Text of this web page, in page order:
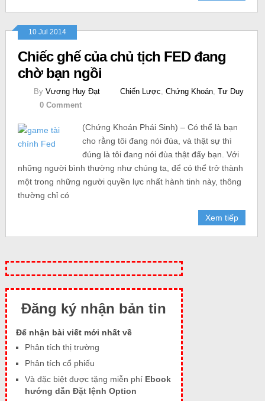
10 Jul 2014
Chiếc ghế của chủ tịch FED đang
chờ bạn ngồi
By Vương Huy Đạt Chiến Lược Chứng Khoán, Tư Duy
0 Comment
(Chứng Khoán Phái Sinh) – Có thể là bạn
cho rằng tôi đang nói đùa, và thật sự thì
đúng là tôi đang nói đùa thật đấy bạn. Với
những người bình thường như chúng ta, để có thể trở thành
một trong những người quyền lực nhất hành tinh này, thông
thường chỉ có
Xem tiếp
Đăng ký nhận bản tin
Để nhận bài viết mới nhất về
Phân tích thị trường
Phân tích cổ phiếu
Và đặc biệt được tặng miễn phí Ebook
hướng dẫn Đặt lệnh Option